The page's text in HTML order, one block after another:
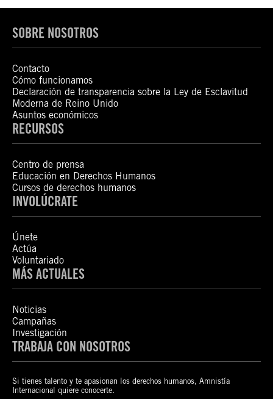
SOBRE NOSOTROS
Contacto
Cómo funcionamos
Declaración de transparencia sobre la Ley de Esclavitud
Moderna de Reino Unido
Asuntos económicos
RECURSOS
Centro de prensa
Educación en Derechos Humanos
Cursos de derechos humanos
INVOLÚCRATE
Únete
Actúa
Voluntariado
MÁS ACTUALES
Noticias
Campañas
Investigación
TRABAJA CON NOSOTROS
Si tienes talento y te apasionan los derechos humanos, Amnistía
Internacional quiere conocerte.